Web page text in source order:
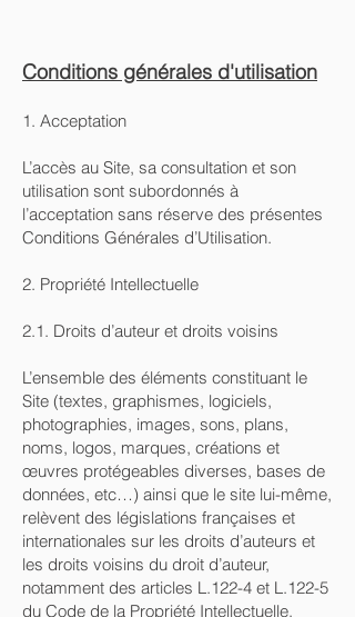
Conditions générales d'utilisation
1. Acceptation
L’accès au Site, sa consultation et son
utilisation sont subordonnés à
l’acceptation sans réserve des présentes
Conditions Générales d’Utilisation.
2. Propriété Intellectuelle
2.1. Droits d’auteur et droits voisins
L’ensemble des éléments constituant le
Site (textes, graphismes, logiciels,
photographies, images, sons, plans,
noms, logos, marques, créations et
œuvres protégeables diverses, bases de
données, etc…) ainsi que le site lui-même,
relèvent des législations françaises et
internationales sur les droits d’auteurs et
les droits voisins du droit d’auteur,
notamment des articles L.122-4 et L.122-5
du Code de la Propriété Intellectuelle.